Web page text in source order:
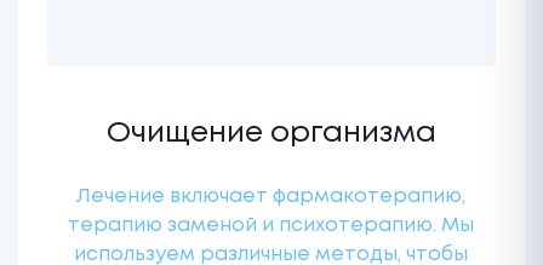
Очищение организма
Лечение включает фармакотерапию,
терапию заменой и психотерапию. Мы
используем различные методы, чтобы